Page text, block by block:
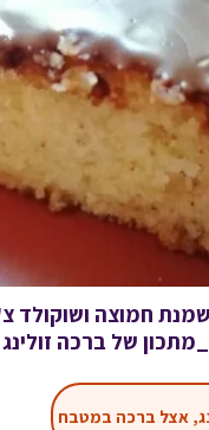
חמוצה ושוקולד
_מתכון של ברכה
אצל ברכה במטבח